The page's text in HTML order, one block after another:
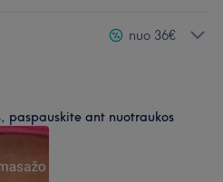
nuo 36€
paspauskite ant nuotraukos